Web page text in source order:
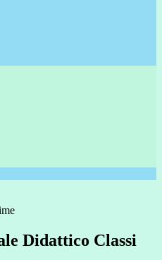
Didattico Classi